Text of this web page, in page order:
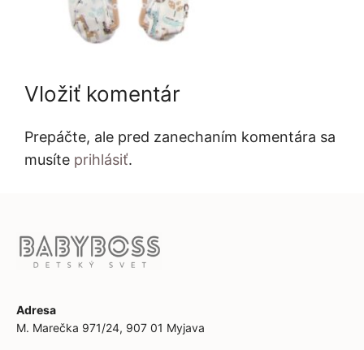
Vložiť komentár
Prepáčte, ale pred zanechaním komentára sa
musíte prihlásiť.
Adresa
M. Marečka 971/24, 907 01 Myjava